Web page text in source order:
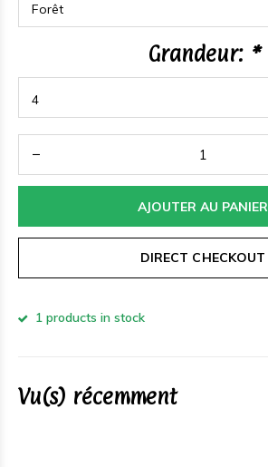
Grandeur: *
AJOUTER AU PANIER
DIRECT CHECKOUT
1 products in stock
Vu(s) récemment